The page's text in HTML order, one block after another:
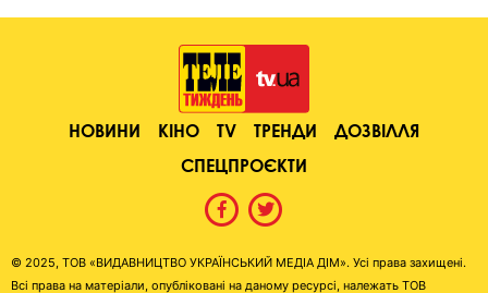
НОВИНИ КІНО TV ТРЕНДИ
ДОЗВІЛЛЯ
СПЕЦПРОЄКТИ
© 2025, ТОВ «ВИДАВНИЦТВО УКРАЇНСЬКИЙ МЕДІА ДІМ». Усі права захищені.
Всі права на матеріали, опубліковані на даному ресурсі, належать ТОВ